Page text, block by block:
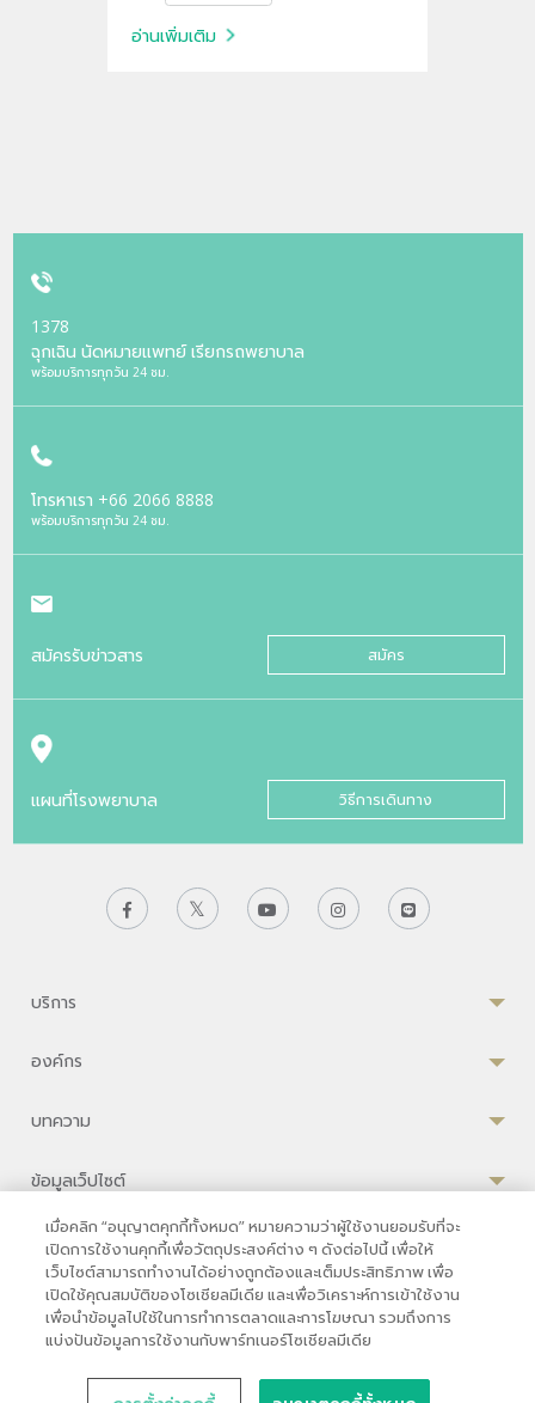
อ่านเพิ่มเติม
1378
ฉุกเฉิน นัดหมายแพทย์ เรียกรถพยาบาล
พร้อมบริการทุกวัน 24 ชม.
โทรหาเรา +66 2066 8888
พร้อมบริการทุกวัน 24 ชม.
สมัครรับข่าวสาร สมัคร
แผนที่โรงพยาบาล วิธีการเดินทาง
บริการ
องค์กร
บทความ
ข้อมูลเว็ปไซต์
ความเป็นส่วนตัว | เงื่อนไขการใช้งาน
นโยบายคุกกี้
© 2569 โรงพยาบาลบำรุงราษฎร์ในกรุงเทพ
ที่ได้รับการรับรองจาก JCI มาตรฐานโรงพยาบาลระดับสากล
33 สุขุมวิท ซอย 3 เขตวัฒนา กรุงเทพ 10110 ประเทศไทย
เมื่อคลิก “อนุญาตคุกกี้ทั้งหมด” หมายความว่าผู้ใช้งานยอมรับที่จะ
เปิดการใช้งานคุกกี้เพื่อวัตถุประสงค์ต่าง ๆ ดังต่อไปนี้ เพื่อให้
เว็บไซต์สามารถทำงานได้อย่างถูกต้องและเต็มประสิทธิภาพ เพื่อ
เปิดใช้คุณสมบัติของโซเชียลมีเดีย และเพื่อวิเคราะห์การเข้าใช้งาน
เพื่อนำข้อมูลไปใช้ในการทำการตลาดและการโฆษณา รวมถึงการ
แบ่งปันข้อมูลการใช้งานกับพาร์ทเนอร์โซเชียลมีเดีย